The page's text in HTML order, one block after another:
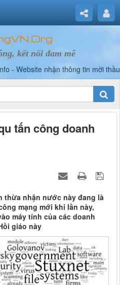
kết nối đam mê
tấn công doanh
thừa nhận nước này đang là
mạng mới khi lần này,
máy tính của các doanh
giáo này